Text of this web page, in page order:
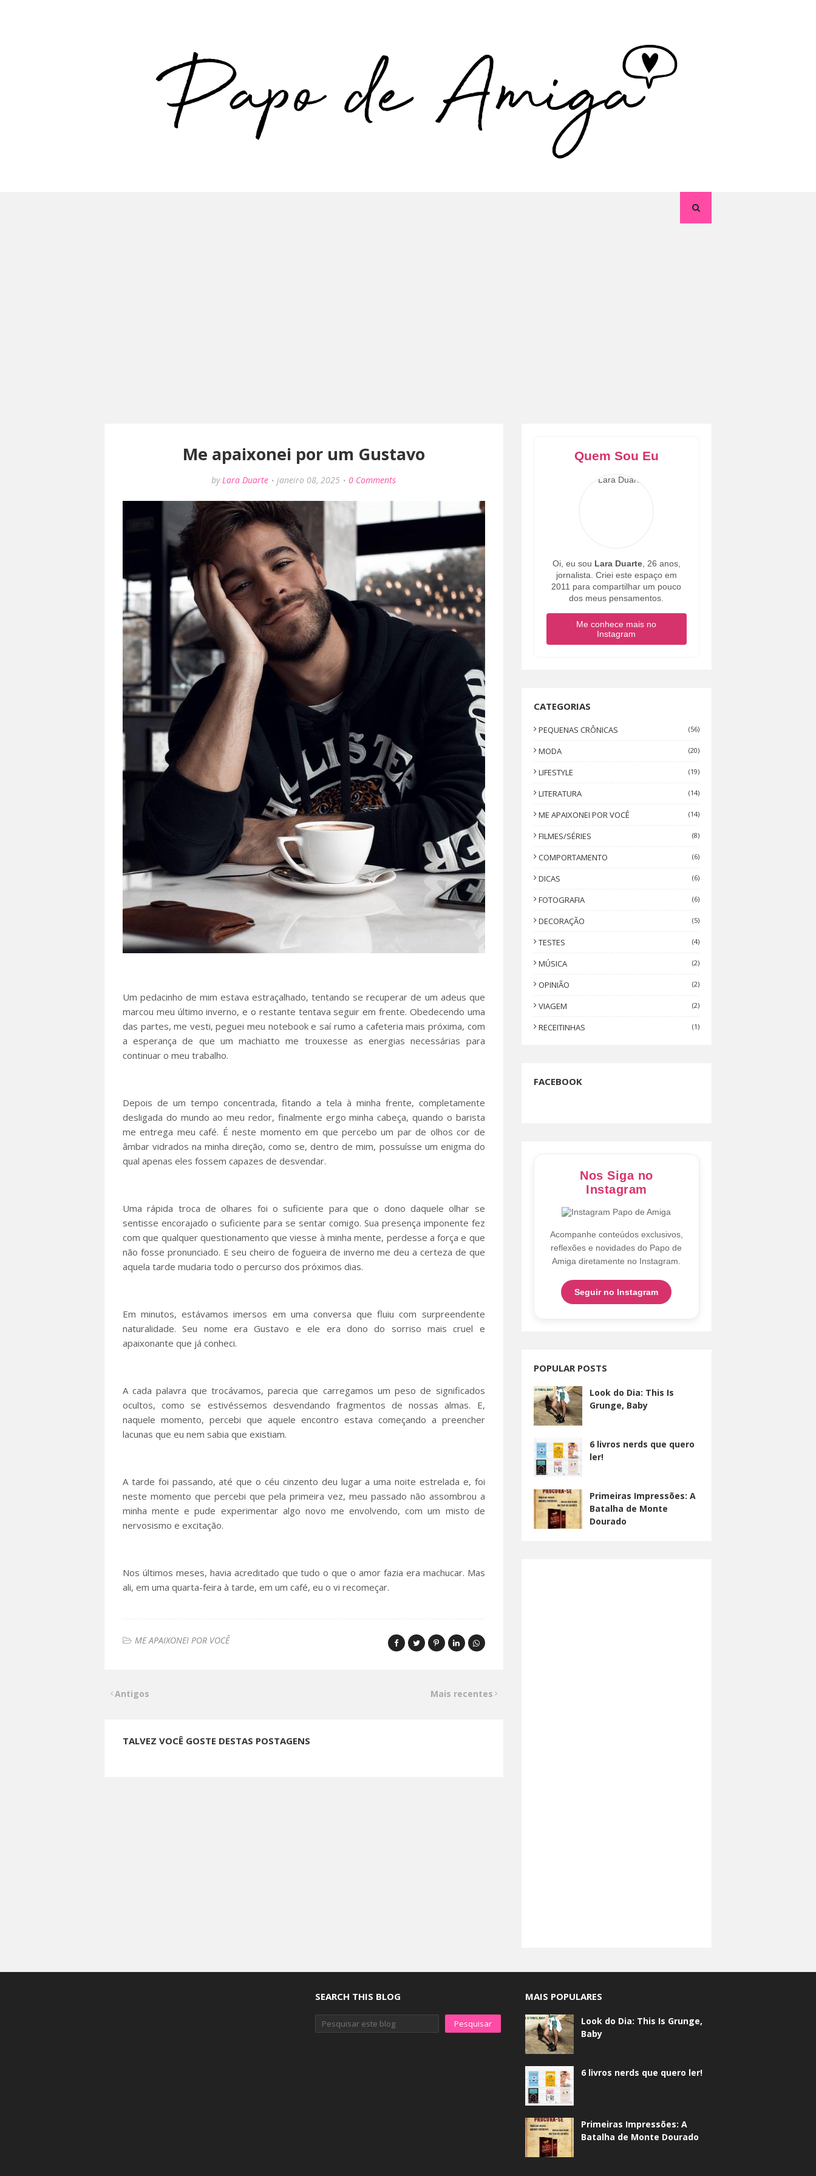
Me apaixonei por um Gustavo
by Lara Duarte janeiro 08, 2025 0 Comments
Um pedacinho de mim estava estraçalhado, tentando se recuperar de um adeus que
marcou meu último inverno, e o restante tentava seguir em frente. Obedecendo uma
das partes, me vesti, peguei meu notebook e saí rumo a cafeteria mais próxima, com
a esperança de que um machiatto me trouxesse as energias necessárias para
continuar o meu trabalho.
Depois de um tempo concentrada, fitando a tela à minha frente, completamente
desligada do mundo ao meu redor, finalmente ergo minha cabeça, quando o barista
me entrega meu café. É neste momento em que percebo um par de olhos cor de
âmbar vidrados na minha direção, como se, dentro de mim, possuísse um enigma do
qual apenas eles fossem capazes de desvendar.
Uma rápida troca de olhares foi o suficiente para que o dono daquele olhar se
sentisse encorajado o suficiente para se sentar comigo. Sua presença imponente fez
com que qualquer questionamento que viesse à minha mente, perdesse a força e que
não fosse pronunciado. E seu cheiro de fogueira de inverno me deu a certeza de que
aquela tarde mudaria todo o percurso dos próximos dias.
Em minutos, estávamos imersos em uma conversa que fluiu com surpreendente
naturalidade. Seu nome era Gustavo e ele era dono do sorriso mais cruel e
apaixonante que já conheci.
A cada palavra que trocávamos, parecia que carregamos um peso de significados
ocultos, como se estivéssemos desvendando fragmentos de nossas almas. E,
naquele momento, percebi que aquele encontro estava começando a preencher
lacunas que eu nem sabia que existiam.
A tarde foi passando, até que o céu cinzento deu lugar a uma noite estrelada e, foi
neste momento que percebi que pela primeira vez, meu passado não assombrou a
minha mente e pude experimentar algo novo me envolvendo, com um misto de
nervosismo e excitação.
Nos últimos meses, havia acreditado que tudo o que o amor fazia era machucar. Mas
ali, em uma quarta-feira à tarde, em um café, eu o vi recomeçar.
ME APAIXONEI POR VOCÊ
Mais recentes
Antigos
TALVEZ VOCÊ GOSTE DESTAS POSTAGENS
Quem Sou Eu
Oi, eu sou Lara Duarte, 26 anos,
jornalista. Criei este espaço em
2011 para compartilhar um pouco
dos meus pensamentos.
Me conhece mais no
Instagram
CATEGORIAS
PEQUENAS CRÔNICAS (56)
MODA (20)
LIFESTYLE (19)
LITERATURA (14)
ME APAIXONEI POR VOCÊ (14)
FILMES/SÉRIES (8)
COMPORTAMENTO (6)
DICAS (6)
FOTOGRAFIA (6)
DECORAÇÃO (5)
TESTES (4)
MÚSICA (2)
OPINIÃO (2)
VIAGEM (2)
RECEITINHAS (1)
FACEBOOK
Nos Siga no
Instagram
Acompanhe conteúdos exclusivos,
reflexões e novidades do Papo de
Amiga diretamente no Instagram.
Seguir no Instagram
POPULAR POSTS
Look do Dia: This Is
Grunge, Baby
6 livros nerds que quero
ler!
Primeiras Impressões: A
Batalha de Monte
Dourado
SEARCH THIS BLOG MAIS POPULARES
Look do Dia: This Is Grunge,
Baby
6 livros nerds que quero ler!
Primeiras Impressões: A
Batalha de Monte Dourado